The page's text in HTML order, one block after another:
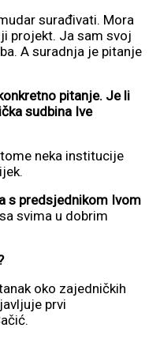
surađivati. Mora
projekt. Ja sam svoj
A suradnja je pitanje
pitanje. Je li
sudbina Ive
neka institucije
s predsjednikom Ivom
svima u dobrim
oko zajedničkih
prvi